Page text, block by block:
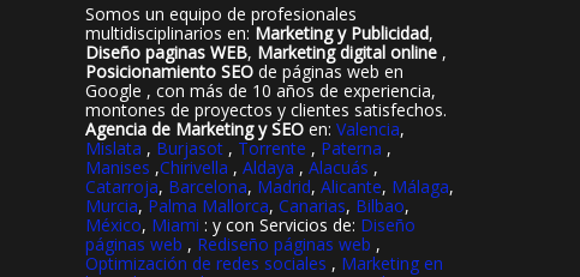
Somos un equipo de profesionales
multidisciplinarios en:Marketing y Publicidad,
Diseño paginas WEB, Marketing digital online ,
Posicionamiento SEO de páginas web en
Google , con más de 10 años de experiencia,
montones de proyectos y clientes satisfechos.
Agencia de Marketing y SEO en: Valencia,
Mislata , Burjasot , Torrente , Paterna ,
Manises ,Chirivella , Aldaya , Alacuás ,
Catarroja, Barcelona, Madrid, Alicante, Málaga,
Murcia,Palma Mallorca, Canarias, Bilbao,
México, Miami : y con Servicios de: Diseño
páginas web , Rediseño páginas web ,
Optimización de redes sociales , Marketing en